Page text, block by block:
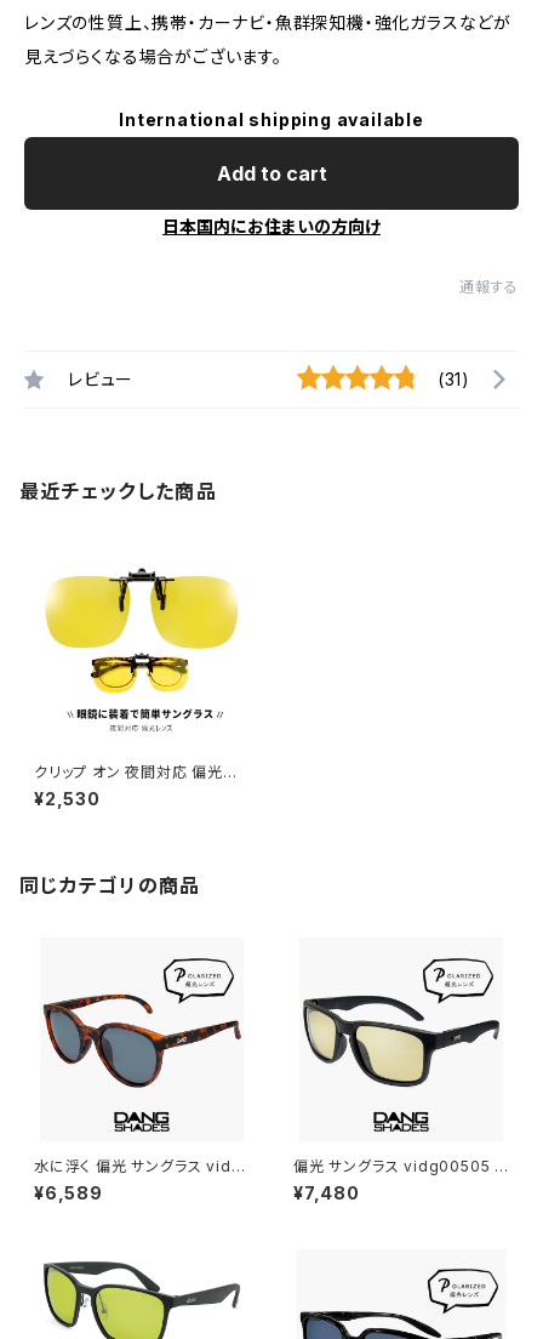
レンズの性質上、携帯・カーナビ・魚群探知機・強化ガラスなどが
見えづらくなる場合がございます。
International shipping available
Add to cart
日本国内にお住まいの方向け
通報する
レビュー (31)
最近チェックした商品
クリップ オン 夜間対応 偏光レ
ンズ 跳ね上げ式 tka-7 偏光サ
ングラス 夜の運転 自転車 夜釣
¥2,530
同じカテゴリの商品
水に浮く 偏光 サングラス vidg
00492 ダンシェイディーズ フ
ローティー DANG SHADES 偏
ンズ レディース ユニセックス ボ
ストン型 フレーム 偏光 レンズ u
v400 uvカット 釣り アウトドア
キャンプ おすすめ
¥6,589
偏光 サングラス vidg00505 ダ
ンシェイディーズ ALL TERRAI
N JP DANG SHADES オール
ング 釣り ゴルフ ツーリング 自
転車 車 運転用 メンズ レディー
ス ユニセックス uvカット
¥7,480